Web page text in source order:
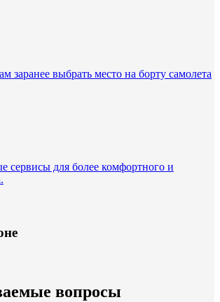
заранее выбрать место на борту самолета
сервисы для более комфортного и
вопросы